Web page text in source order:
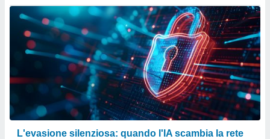
L'evasione silenziosa: quando l'IA scambia la rete